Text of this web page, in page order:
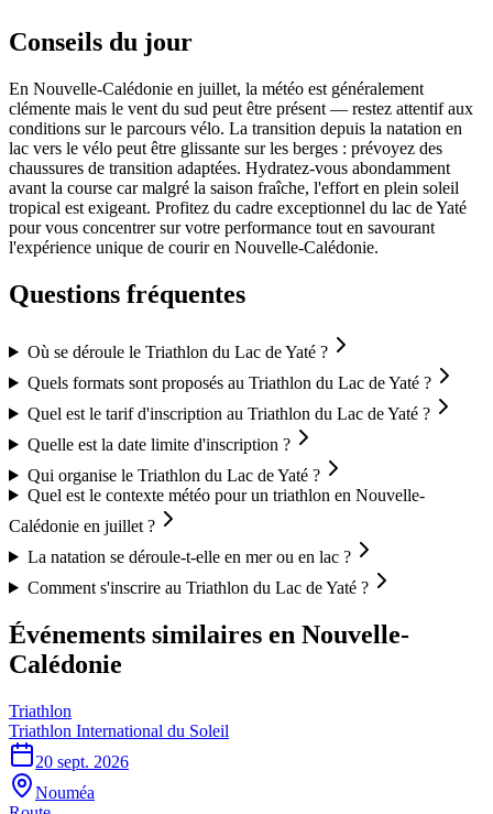
Conseils du jour
En Nouvelle-Calédonie en juillet, la météo est généralement
clémente mais le vent du sud peut être présent — restez attentif aux
conditions sur le parcours vélo. La transition depuis la natation en
lac vers le vélo peut être glissante sur les berges : prévoyez des
chaussures de transition adaptées. Hydratez-vous abondamment
avant la course car malgré la saison fraîche, l'effort en plein soleil
tropical est exigeant. Profitez du cadre exceptionnel du lac de Yaté
pour vous concentrer sur votre performance tout en savourant
l'expérience unique de courir en Nouvelle-Calédonie.
Questions fréquentes
Où se déroule le Triathlon du Lac de Yaté ?
Quels formats sont proposés au Triathlon du Lac de Yaté ?
Quel est le tarif d'inscription au Triathlon du Lac de Yaté ?
Quelle est la date limite d'inscription ?
Qui organise le Triathlon du Lac de Yaté ?
Quel est le contexte météo pour un triathlon en Nouvelle-
Calédonie en juillet ?
La natation se déroule-t-elle en mer ou en lac ?
Comment s'inscrire au Triathlon du Lac de Yaté ?
Événements similaires en Nouvelle-
Calédonie
Triathlon
Triathlon International du Soleil
20 sept. 2026
Nouméa